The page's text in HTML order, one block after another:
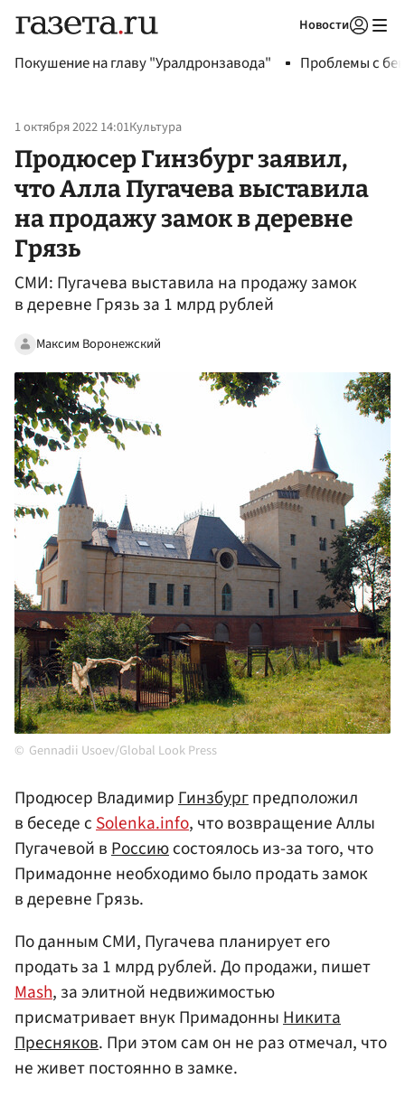
Новости
Покушение на главу "Уралдронзавода" Проблемы с
1 октября 2022 14:01Культура
Продюсер Гинзбург заявил,
что Алла Пугачева выставила
на продажу замок в деревне
Грязь
СМИ: Пугачева выставила на продажу замок
в деревне Грязь за 1 млрд рублей
Максим Воронежский
Gennadii Usoev/Global Look Press
Продюсер ВладимирГинзбургпредположил
в беседе сSolenka.info, что возвращение Аллы
Пугачевой вРоссиюсостоялось из-за того, что
Примадонне необходимо было продать замок
в деревне Грязь.
По данным СМИ, Пугачева планирует его
продать за 1 млрд рублей. До продажи, пишет
Mash, за элитной недвижимостью
присматривает внук ПримадонныНикита
Пресняков. При этом сам он не раз отмечал, что
не живет постоянно в замке.